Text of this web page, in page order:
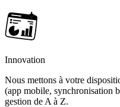
Innovation
Nous mettons à votre
(app mobile, synchronisation
gestion de A à Z.